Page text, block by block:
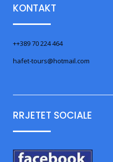
KONTAKT
++389 70 224 464
hafet-tours@hotmail.com
RRJETET SOCIALE